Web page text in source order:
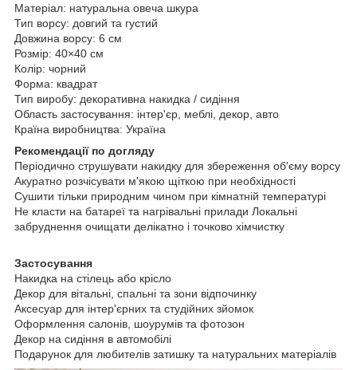
Матеріал: натуральна овеча шкура
Тип ворсу: довгий та густий
Довжина ворсу: 6 см
Розмір: 40×40 см
Колір: чорний
Форма: квадрат
Тип виробу: декоративна накидка / сидіння
Область застосування: інтер'єр, меблі, декор, авто
Країна виробництва: Україна
Рекомендації по догляду
Періодично струшувати накидку для збереження об'єму ворсу
Акуратно розчісувати м'якою щіткою при необхідності
Сушити тільки природним чином при кімнатній температурі
Не класти на батареї та нагрівальні прилади Локальні
забруднення очищати делікатно і точково хімчистку
Застосування
Накидка на стілець або крісло
Декор для вітальні, спальні та зони відпочинку
Аксесуар для інтер'єрних та студійних зйомок
Оформлення салонів, шоурумів та фотозон
Декор на сидіння в автомобілі
Подарунок для любителів затишку та натуральних матеріалів